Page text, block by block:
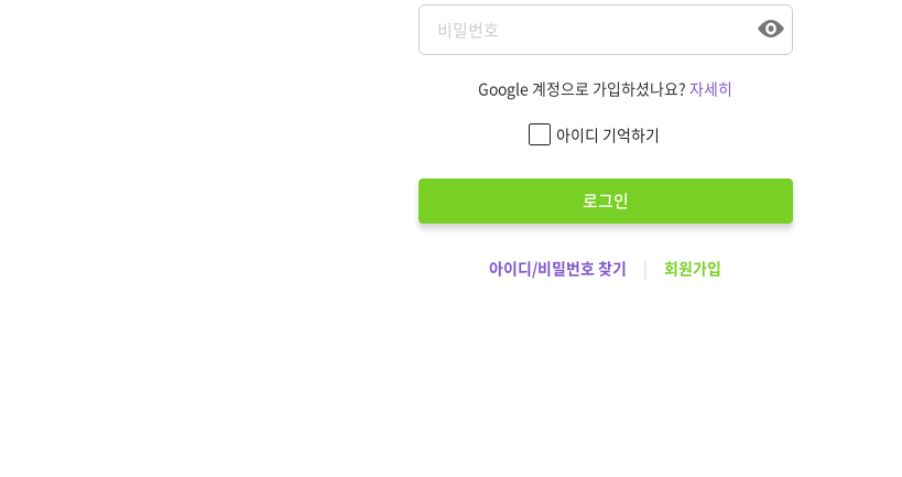
Google 계정으로 가입하셨나요?자세히
아이디 기억하기
로그인
아이디/비밀번호 찾기 | 회원가입